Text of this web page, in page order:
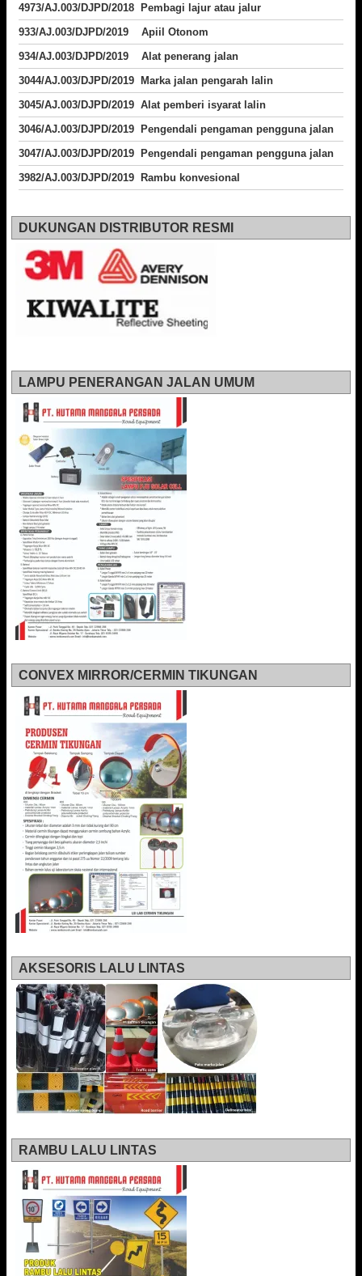
4973/AJ.003/DJPD/2018
Pembagi lajur atau jalur
933/AJ.003/DJPD/2019 Apiil Otonom
934/AJ.003/DJPD/2019 Alat penerang jalan
3044/AJ.003/DJPD/2019 Marka jalan pengarah lalin
3045/AJ.003/DJPD/2019 Alat pemberi isyarat lalin
3046/AJ.003/DJPD/2019 Pengendali pengaman pengguna jalan
3047/AJ.003/DJPD/2019 Pengendali pengaman pengguna jalan
3982/AJ.003/DJPD/2019 Rambu konvesional
DUKUNGAN DISTRIBUTOR RESMI
LAMPU PENERANGAN JALAN UMUM
CONVEX MIRROR/CERMIN TIKUNGAN
AKSESORIS LALU LINTAS
RAMBU LALU LINTAS